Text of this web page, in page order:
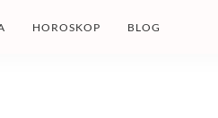
HOROSKOP BLOG